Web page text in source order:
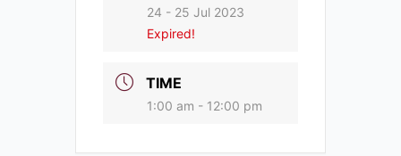
24 - 25 Jul 2023
Expired!
TIME
1:00 am - 12:00 pm